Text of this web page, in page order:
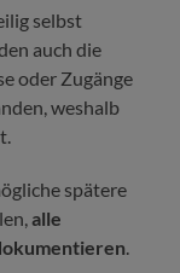
selbst
auch die
oder Zugänge
weshalb
spätere
alle
.